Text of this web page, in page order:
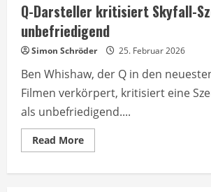
Q-Darsteller kritisiert Skyfall-
unbefriedigend
Simon Schröder 25. Februar 2026
Ben Whishaw, der Q in den
Filmen verkörpert, kritisiert eine
als unbefriedigend....
Read MoreRead
more